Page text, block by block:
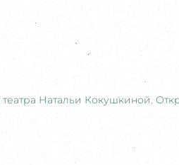
Натальи Кокушкиной.